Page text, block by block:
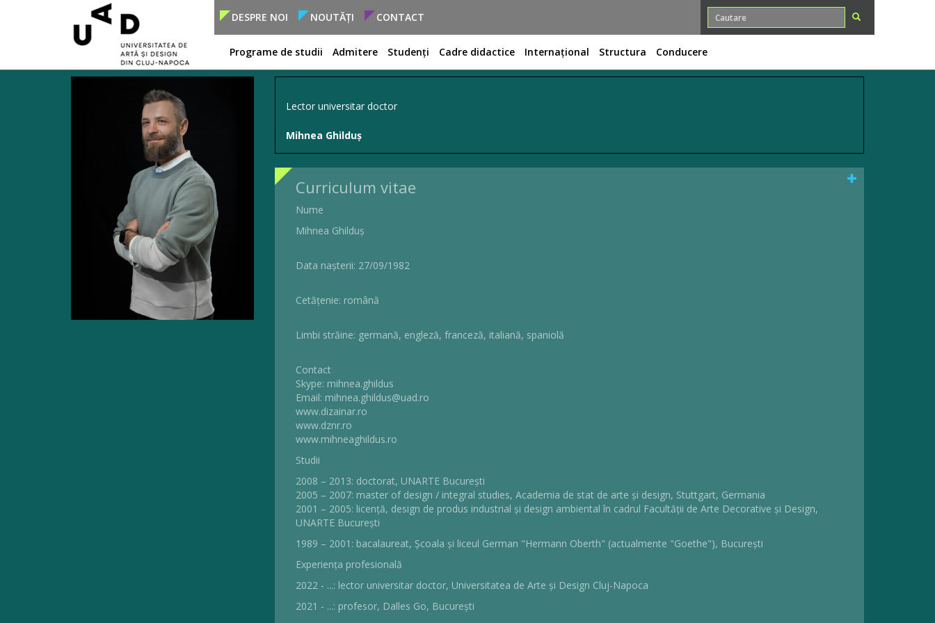
DESPRE NOI NOUTĂȚI CONTACT
Programe de studii Admitere Studenți Cadre didactice Internațional Structura Conducere
Lector universitar doctor
Mihnea Ghilduș
Curriculum vitae
Nume
Mihnea Ghilduș
Data nașterii: 27/09/1982
Cetățenie: română
Limbi străine: germană, engleză, franceză, italiană, spaniolă
Contact
Skype: mihnea.ghildus
Email: mihnea.ghildus@uad.ro
www.dizainar.ro
www.dznr.ro
www.mihneaghildus.ro
Studii
2008 – 2013: doctorat, UNARTE București
2005 – 2007: master of design / integral studies, Academia de stat de arte și design, Stuttgart, Germania
2001 – 2005: licență, design de produs industrial și design ambiental în cadrul Facultății de Arte Decorative și Design,
UNARTE București
1989 – 2001: bacalaureat, Școala și liceul German "Hermann Oberth" (actualmente "Goethe"), București
Experiența profesională
2022 - ...: lector universitar doctor, Universitatea de Arte și Design Cluj-Napoca
2021 - ...: profesor, Dalles Go, București